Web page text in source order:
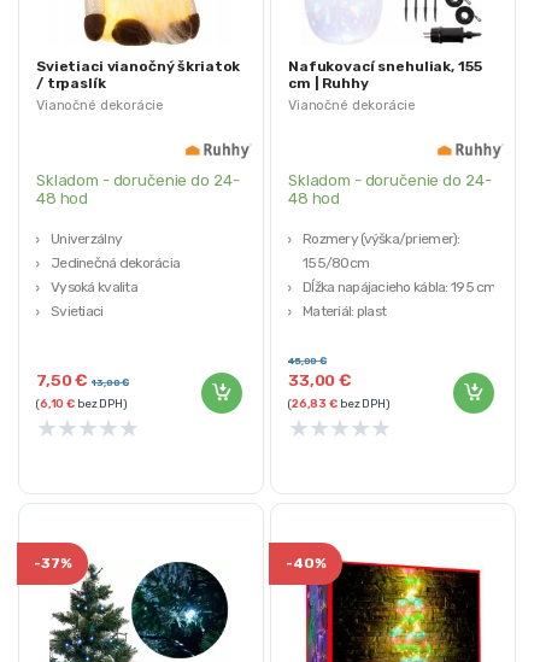
Vianočné dekorácie
Svietiaci vianočný škriatok
/ trpaslík
Skladom - doručenie do 24-
48 hod
Univerzálny
Jedinečná dekorácia
Vysoká kvalita
Svietiaci
7,50€ 13,00€
(6,10€ bez DPH)
★★★★★
Vianočné dekorácie
Nafukovací snehuliak, 155
cm | Ruhhy
Skladom - doručenie do 24-
48 hod
Rozmery (výška/priemer):
155/80cm
Dĺžka napájacieho kábla: 195 cm
Materiál: plast
Počet striedavých svetelných
sekvencií: 8
33,00€
45,00€
(26,83€bez DPH)
★★★★★
-37% -40%